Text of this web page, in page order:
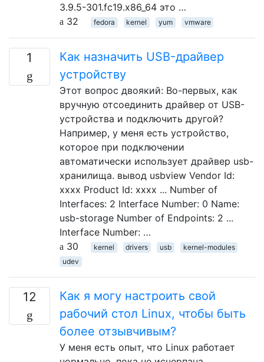
3.9.5-301.fc19.x86_64 это …
32
fedora kernel yum vmware
1
Как назначить USB-драйвер
устройству
Этот вопрос двоякий: Во-первых, как
вручную отсоединить драйвер от USB-
устройства и подключить другой?
Например, у меня есть устройство,
которое при подключении
автоматически использует драйвер usb-
хранилища. вывод usbview Vendor Id:
xxxx Product Id: xxxx ... Number of
Interfaces: 2 Interface Number: 0 Name:
usb-storage Number of Endpoints: 2 ...
Interface Number: …
30
kernel drivers usb
kernel-modules
udev
12
Как я могу настроить свой
рабочий стол Linux, чтобы быть
более отзывчивым?
У меня есть опыт, что Linux работает